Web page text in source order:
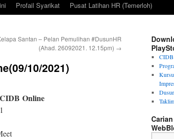
Profail Syarikat Pusat Latihan HR (Temerloh)
Santan – Pelan Pemulihan #DusunHR
(Ahad. 26092021. 12.15pm) →
10/2021)
Online
CIDB